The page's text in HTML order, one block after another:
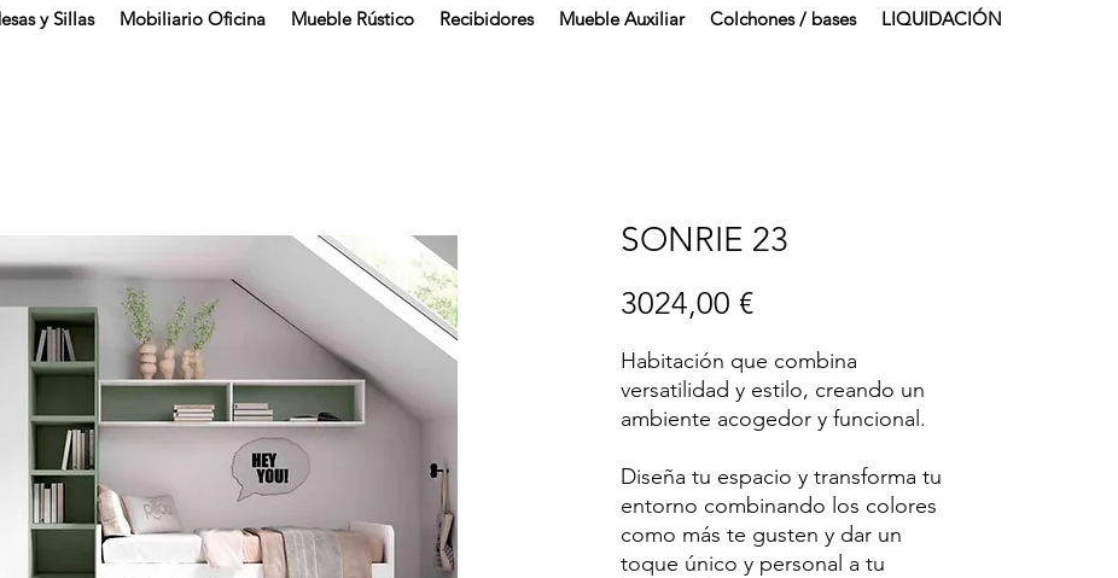
y Sillas Mobiliario Oficina Mueble Rústico Recibidores Mueble Auxiliar Colchones / bases LIQUIDACIÓN
SONRIE 23
3024,00 €Precio
Habitación que combina
versatilidad y estilo, creando un
ambiente acogedor y funcional.
Diseña tu espacio y transforma tu
entorno combinando los colores
como más te gusten y dar un
toque único y personal a tu